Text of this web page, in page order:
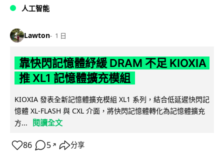
人工智能
Lawton 1 日
靠快閃記憶體紓緩 DRAM 不足 KIOXIA
推 XL1 記憶體擴充模組
KIOXIA 發表全新記憶體擴充模組 XL1 系列，結合低延遲快閃記
憶體 XL-FLASH 與 CXL 介面，將快閃記憶體轉化為記憶體擴充
方...
閱讀全文
86 5 ↗ 分享